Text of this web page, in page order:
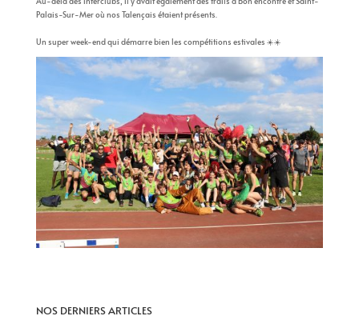
Palais-Sur-Mer où nos Talençais étaient présents.
Un super week-end qui démarre bien les compétitions estivales ☀️☀️
NOS DERNIERS ARTICLES